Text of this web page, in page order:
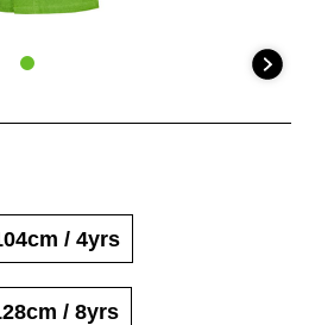
104cm / 4yrs
128cm / 8yrs